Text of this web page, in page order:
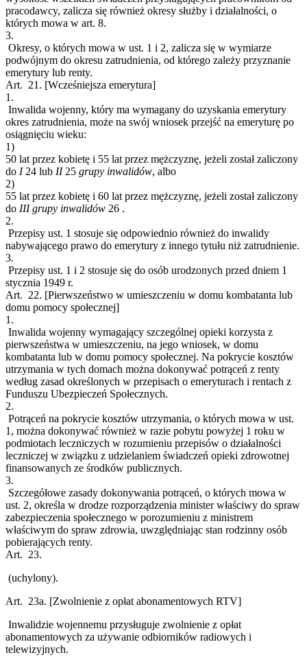
pracodawcy, zalicza się również okresy służby i działalności, o
których mowa w art. 8.
3.
Okresy, o których mowa w ust. 1 i 2, zalicza się w wymiarze
podwójnym do okresu zatrudnienia, od którego zależy przyznanie
emerytury lub renty.
Art. 21. [Wcześniejsza emerytura]
1.
Inwalida wojenny, który ma wymagany do uzyskania emerytury
okres zatrudnienia, może na swój wniosek przejść na emeryturę po
osiągnięciu wieku:
1)
50 lat przez kobietę i 55 lat przez mężczyznę, jeżeli został zaliczony
do I 24 lub II 25 grupy inwalidów, albo
2)
55 lat przez kobietę i 60 lat przez mężczyznę, jeżeli został zaliczony
do III grupy inwalidów 26 .
2.
Przepisy ust. 1 stosuje się odpowiednio również do inwalidy
nabywającego prawo do emerytury z innego tytułu niż zatrudnienie.
3.
Przepisy ust. 1 i 2 stosuje się do osób urodzonych przed dniem 1
stycznia 1949 r.
Art. 22. [Pierwszeństwo w umieszczeniu w domu kombatanta lub
domu pomocy społecznej]
1.
Inwalida wojenny wymagający szczególnej opieki korzysta z
pierwszeństwa w umieszczeniu, na jego wniosek, w domu
kombatanta lub w domu pomocy społecznej. Na pokrycie kosztów
utrzymania w tych domach można dokonywać potrąceń z renty
według zasad określonych w przepisach o emeryturach i rentach z
Funduszu Ubezpieczeń Społecznych.
2.
Potrąceń na pokrycie kosztów utrzymania, o których mowa w ust.
1, można dokonywać również w razie pobytu powyżej 1 roku w
podmiotach leczniczych w rozumieniu przepisów o działalności
leczniczej w związku z udzielaniem świadczeń opieki zdrowotnej
finansowanych ze środków publicznych.
3.
Szczegółowe zasady dokonywania potrąceń, o których mowa w
ust. 2, określa w drodze rozporządzenia minister właściwy do spraw
zabezpieczenia społecznego w porozumieniu z ministrem
właściwym do spraw zdrowia, uwzględniając stan rodzinny osób
pobierających renty.
Art. 23.
(uchylony).
Art. 23a. [Zwolnienie z opłat abonamentowych RTV]
Inwalidzie wojennemu przysługuje zwolnienie z opłat
abonamentowych za używanie odbiorników radiowych i
telewizyjnych.